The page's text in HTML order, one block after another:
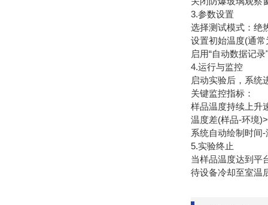
3.‌参数设置‌
选择测试模式：‌绝
设置初始温度(通
启用“自动数据记
4.‌运行与监控‌
启动实验后，系统
‌关键监控指标‌：
样品温度持续上
温度差(样品-环境
系统自动绘制‌时间
‌5.实验终止‌
当样品温度达到平
待设备冷却至室温